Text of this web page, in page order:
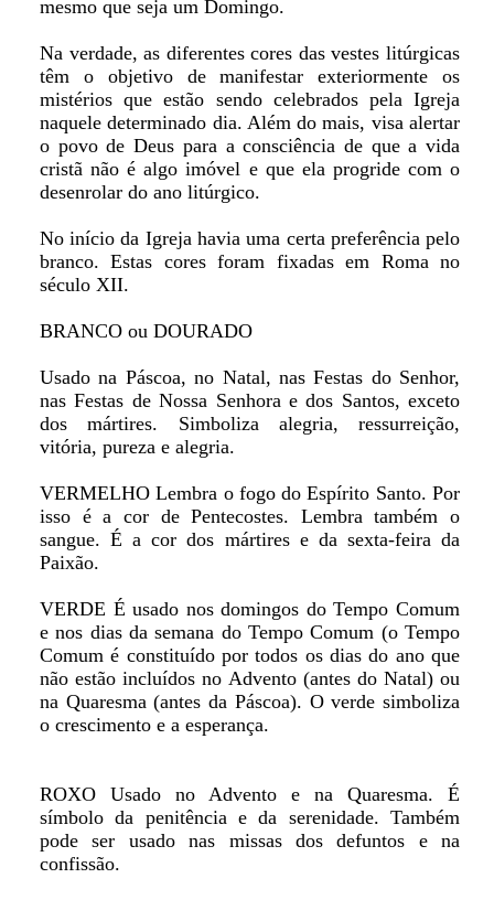
mesmo que seja um Domingo.
Na verdade, as diferentes cores das vestes litúrgicas
têm o objetivo de manifestar exteriormente os
mistérios que estão sendo celebrados pela Igreja
naquele determinado dia. Além do mais, visa alertar
o povo de Deus para a consciência de que a vida
cristã não é algo imóvel e que ela progride com o
desenrolar do ano litúrgico.
No início da Igreja havia uma certa preferência pelo
branco. Estas cores foram fixadas em Roma no
século XII.
BRANCO ou DOURADO
Usado na Páscoa, no Natal, nas Festas do Senhor,
nas Festas de Nossa Senhora e dos Santos, exceto
dos mártires. Simboliza alegria, ressurreição,
vitória, pureza e alegria.
VERMELHO Lembra o fogo do Espírito Santo. Por
isso é a cor de Pentecostes. Lembra também o
sangue. É a cor dos mártires e da sexta-feira da
Paixão.
VERDE É usado nos domingos do Tempo Comum
e nos dias da semana do Tempo Comum (o Tempo
Comum é constituído por todos os dias do ano que
não estão incluídos no Advento (antes do Natal) ou
na Quaresma (antes da Páscoa). O verde simboliza
o crescimento e a esperança.
ROXO Usado no Advento e na Quaresma. É
símbolo da penitência e da serenidade. Também
pode ser usado nas missas dos defuntos e na
confissão.